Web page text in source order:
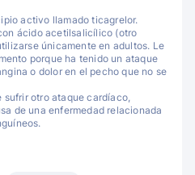
activo llamado ticagrelor.
ácido acetilsalicílico (otro
únicamente en adultos. Le
porque ha tenido un ataque
o dolor en el pecho que no se
sufrir otro ataque cardíaco,
de una enfermedad relacionada